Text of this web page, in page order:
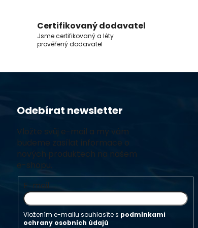
Certifikovaný dodavatel
Jsme certifikovaný a léty
prověřený dodavatel
Odebírat newsletter
Vložte svůj e-mail a my vám
budeme zasílat informace o
nových produktech na našem
e-shopu.
E-mail
Vložením e-mailu souhlasíte s podmínkami
ochrany osobních údajů